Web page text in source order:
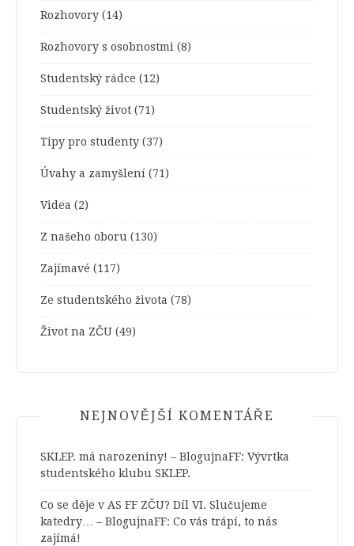
Rozhovory (14)
Rozhovory s osobnostmi (8)
Studentský rádce (12)
Studentský život (71)
Tipy pro studenty (37)
Úvahy a zamyšlení (71)
Videa (2)
Z našeho oboru (130)
Zajímavé (117)
Ze studentského života (78)
Život na ZČU (49)
NEJNOVĚJŠÍ KOMENTÁŘE
SKLEP. má narozeniny! – BlogujnaFF: Vývrtka
studentského klubu SKLEP.
Co se děje v AS FF ZČU? Díl VI. Slučujeme
katedry… – BlogujnaFF: Co vás trápí, to nás
zajímá!